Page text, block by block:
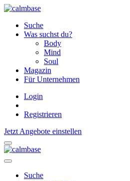
Suche
Was suchst du?
Body
Mind
Soul
Magazin
Für Unternehmen
Login
Registrieren
Jetzt Angebote einstellen
Suche